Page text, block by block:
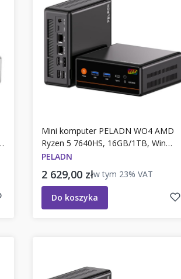
Mini komputer PELADN WO4 AMD
Ryzen 5 7640HS, 16GB/1TB, Win
11Pro, WIFI, PC. Model WO4
PELADN
Cena brutto
2 629,00 złw tym 23% VAT
Do koszyka